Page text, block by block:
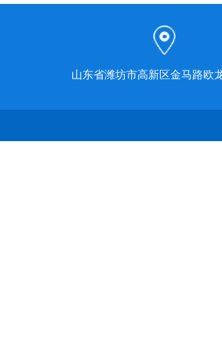
山东省潍坊市高新区金马路欧